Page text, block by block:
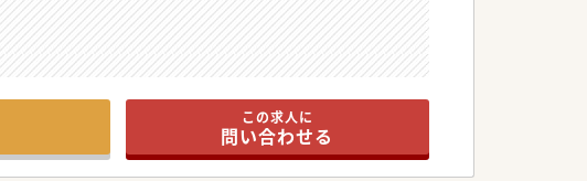
この求人に
問い合わせる